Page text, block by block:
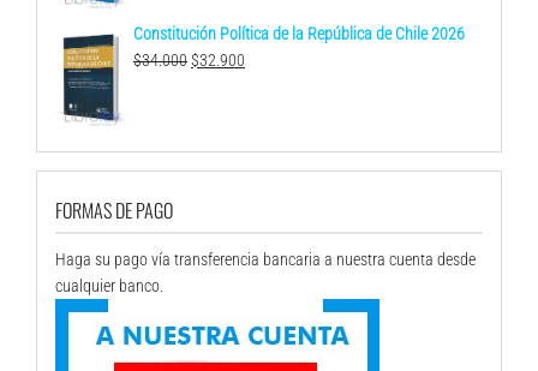
$32.000.$29.900.
Constitución Política de la República de Chile 2026
$34.000El
$32.900
FORMAS DE PAGO
Haga su pago vía transferencia bancaria a nuestra cuenta desde
cualquier banco.